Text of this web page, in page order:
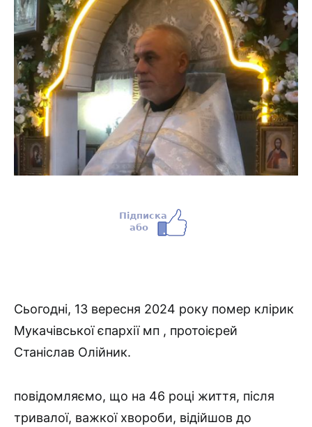
Сьогодні, 13 вересня 2024 року помер клірик
Мукачівської єпархії мп , протоієрей
Станіслав Олійник.
повідомляємо, що на 46 році життя, після
тривалої, важкої хвороби, відійшов до